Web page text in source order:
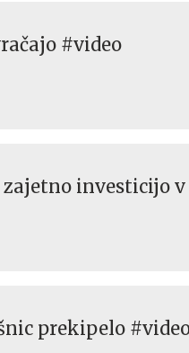
#video
investicijo v
prekipelo